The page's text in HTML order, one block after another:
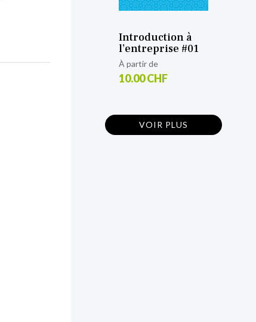
Introduction à
l’entreprise #01
À partir de
10.00 CHF
VOIR PLUS